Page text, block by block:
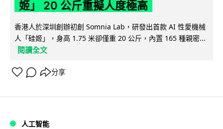
姬」 20 公斤重擬人度極高
香港人於深圳創辦初創 Somnia Lab，研發出首款 AI 性愛機械
人「硅姬」，身高 1.75 米卻僅重 20 公斤，內置 165 種親密...
閱讀全文
分享
人工智能